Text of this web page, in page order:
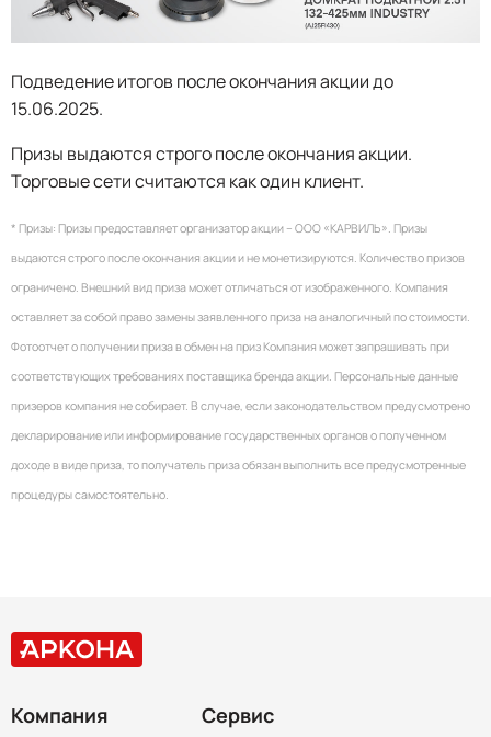
Подведение итогов после окончания акции до
15.06.2025.
Призы выдаются строго после окончания акции.
Торговые сети считаются как один клиент.
* Призы: Призы предоставляет организатор акции – ООО «КАРВИЛЬ». Призы
выдаются строго после окончания акции и не монетизируются. Количество призов
ограничено. Внешний вид приза может отличаться от изображенного. Компания
оставляет за собой право замены заявленного приза на аналогичный по стоимости.
Фотоотчет о получении приза в обмен на приз Компания может запрашивать при
соответствующих требованиях поставщика бренда акции. Персональные данные
призеров компания не собирает. В случае, если законодательством предусмотрено
декларирование или информирование государственных органов о полученном
доходе в виде приза, то получатель приза обязан выполнить все предусмотренные
процедуры самостоятельно.
Компания Сервис